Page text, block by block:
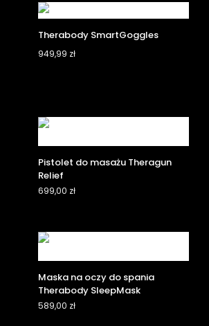
Therabody SmartGoggles
949,99 zł
Pistolet do masażu Theragun
Relief
699,00 zł
Maska na oczy do spania
Therabody SleepMask
589,00 zł